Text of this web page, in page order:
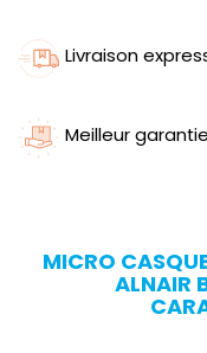
Livraison
Meilleur garantie
MICRO
ALNAIR